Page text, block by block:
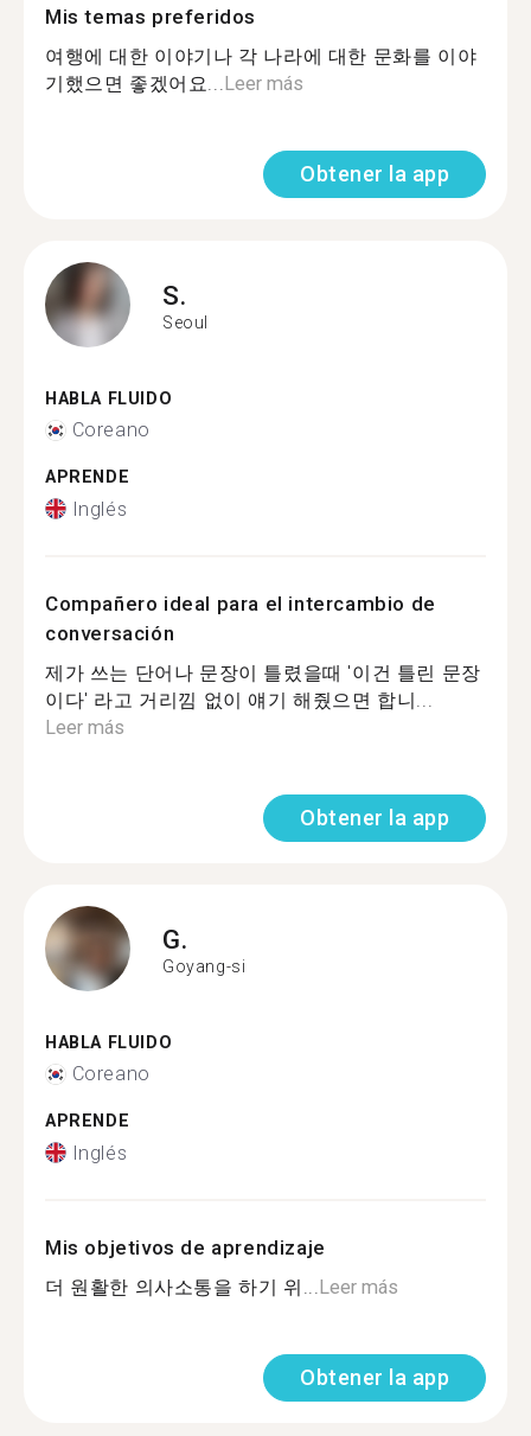
Mis temas preferidos
여행에 대한 이야기나 각 나라에 대한 문화를 이야
기했으면 좋겠어요... Leer más
Obtener la app
S.
Seoul
HABLA FLUIDO
Coreano
APRENDE
Inglés
Compañero ideal para el intercambio de
conversación
제가 쓰는 단어나 문장이 틀렸을때 '이건 틀린 문장
이다' 라고 거리낌 없이 얘기 해줬으면 합니...
Leer más
Obtener la app
G.
Goyang-si
HABLA FLUIDO
Coreano
APRENDE
Inglés
Mis objetivos de aprendizaje
더 원활한 의사소통을 하기 위... Leer más
Obtener la app